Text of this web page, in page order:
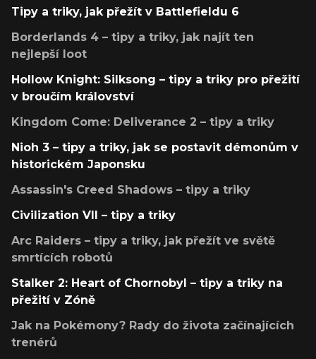
Tipy a triky, jak přežít v Battlefieldu 6
Borderlands 4 – tipy a triky, jak najít ten
nejlepší loot
Hollow Knight: Silksong – tipy a triky pro přežití
v broučím království
Kingdom Come: Deliverance 2 – tipy a triky
Nioh 3 – tipy a triky, jak se postavit démonům v
historickém Japonsku
Assassin's Creed Shadows – tipy a triky
Civilization VII – tipy a triky
Arc Raiders – tipy a triky, jak přežít ve světě
smrtících robotů
Stalker 2: Heart of Chornobyl – tipy a triky na
přežití v Zóně
Jak na Pokémony? Rady do života začínajících
trenérů